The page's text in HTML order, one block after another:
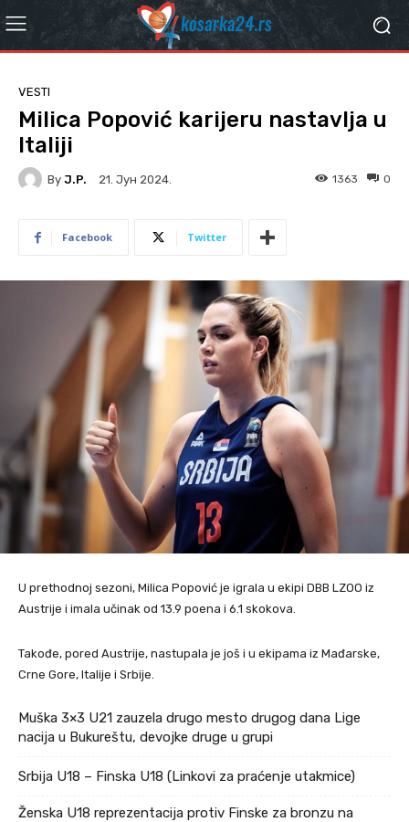
VESTI
Milica Popović karijeru nastavlja u
Italiji
By J.P. 21. Јун 2024. 0
1363
Facebook Twitter
U prethodnoj sezoni, Milica Popović je igrala u ekipi DBB LZOO iz
Austrije i imala učinak od 13.9 poena i 6.1 skokova.
Takođe, pored Austrije, nastupala je još i u ekipama iz Mađarske,
Crne Gore, Italije i Srbije.
Muška 3×3 U21 zauzela drugo mesto drugog dana Lige
nacija u Bukureštu, devojke druge u grupi
Srbija U18 – Finska U18 (Linkovi za praćenje utakmice)
Ženska U18 reprezentacija protiv Finske za bronzu na